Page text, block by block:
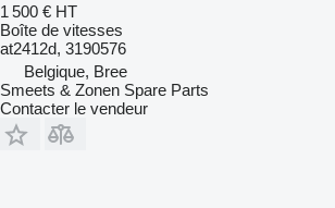
1 500 € HT
Boîte de vitesses
at2412d, 3190576
Belgique, Bree
Smeets & Zonen Spare Parts
Contacter le vendeur